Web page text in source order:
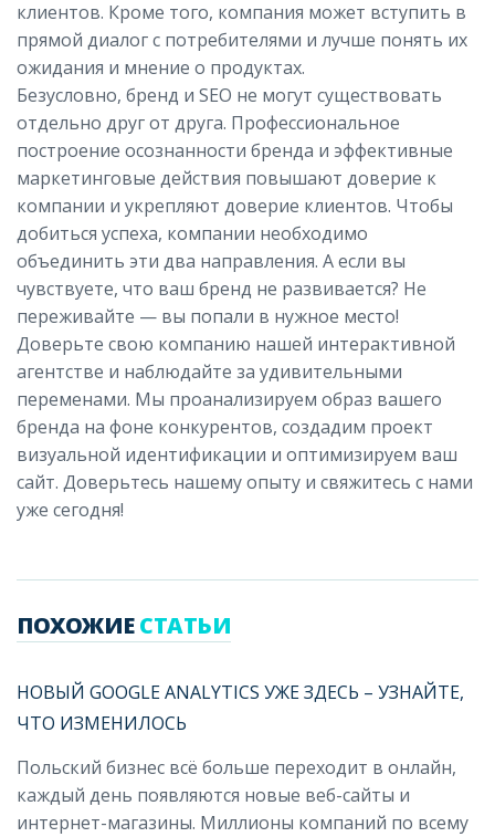
клиентов. Кроме того, компания может вступить в
прямой диалог с потребителями и лучше понять их
ожидания и мнение о продуктах.
Безусловно, бренд и SEO не могут существовать
отдельно друг от друга. Профессиональное
построение осознанности бренда и эффективные
маркетинговые действия повышают доверие к
компании и укрепляют доверие клиентов. Чтобы
добиться успеха, компании необходимо
объединить эти два направления. А если вы
чувствуете, что ваш бренд не развивается? Не
переживайте — вы попали в нужное место!
Доверьте свою компанию нашей интерактивной
агентстве и наблюдайте за удивительными
переменами. Мы проанализируем образ вашего
бренда на фоне конкурентов, создадим проект
визуальной идентификации и оптимизируем ваш
сайт. Доверьтесь нашему опыту и свяжитесь с нами
уже сегодня!
ПОХОЖИЕСТАТЬИ
НОВЫЙ GOOGLE ANALYTICS УЖЕ ЗДЕСЬ – УЗНАЙТЕ,
ЧТО ИЗМЕНИЛОСЬ
Польский бизнес всё больше переходит в онлайн,
каждый день появляются новые веб-сайты и
интернет-магазины. Миллионы компаний по всему